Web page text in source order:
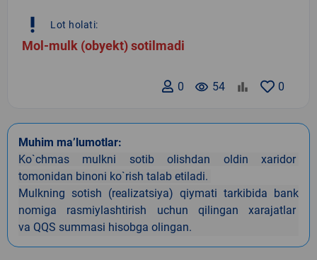
priority_high Lot holati:
Mol-mulk (obyekt) sotilmadi
0
remove_red_eye 54
0
Muhim ma’lumotlar:
Ko`chmas mulkni sotib olishdan oldin xaridor
tomonidan binoni ko`rish talab etiladi.
Mulkning sotish (realizatsiya) qiymati tarkibida bank
nomiga rasmiylashtirish uchun qilingan xarajatlar
va QQS summasi hisobga olingan.